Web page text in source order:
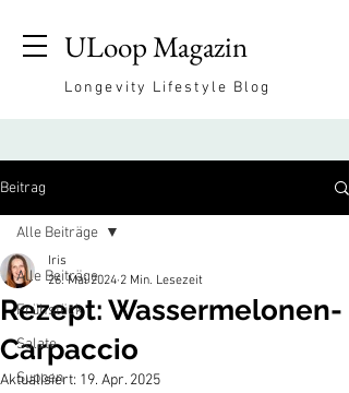
ULoop Magazin
Longevity Lifestyle Blog
Beitrag
Alle Beiträge
Frühstück
Salate
Suppen
Alle Beiträge
Rezept: Wassermelonen-
Carpaccio
Iris
26. Mai 2024 2 Min. Lesezeit
Aktualisiert: 19. Apr. 2025